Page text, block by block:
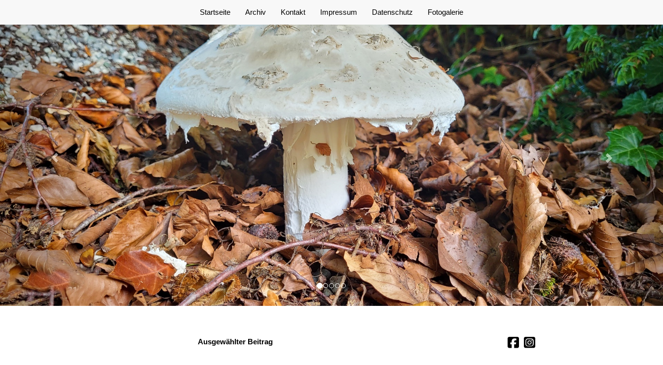
Startseite Archiv Kontakt Impressum Datenschutz Fotogalerie
Ausgewählter Beitrag